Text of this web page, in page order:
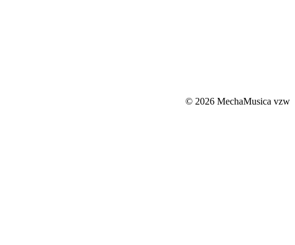
© 2026 MechaMusica vzw